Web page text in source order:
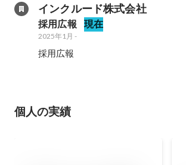
インクルード株式会社
採用広報 現在
2025年1月 -
採用広報
個人の実績